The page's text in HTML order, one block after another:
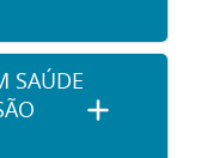
SAÚDE